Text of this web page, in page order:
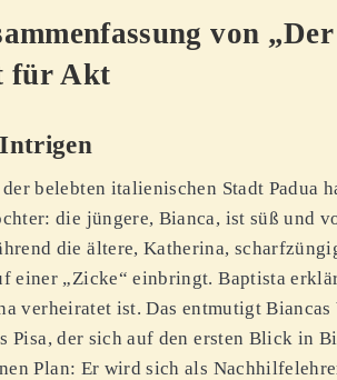
von
für Akt
belebten italienischen Stadt Padua
die jüngere, Bianca, ist süß und
die ältere, Katherina,
einer „Zicke“ einbringt. Baptista
verheiratet ist. Das entmutigt
Pisa, der sich auf den ersten Blick in
Plan: Er wird sich als